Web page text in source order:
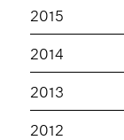
2015
2014
2013
2012